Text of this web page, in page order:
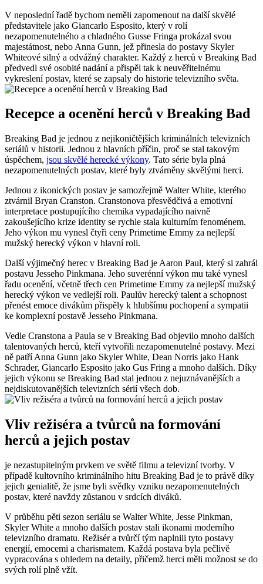
V neposlední‌ řadě bychom neměli zapomenout na další skvělé
představitele jako Giancarlo‌ Esposito, který v‍ rolí
nezapomenutelného a chladného Gusse Fringa prokázal⁣ svou
majestátnost, ‍nebo Anna Gunn, jež přinesla do postavy Skyler​
Whiteové silný a odvážný charakter. Každý z herců v Breaking Bad‍
předvedl své osobité nadání a přispěl tak k neuvěřitelnému
vykreslení postav, které se zapsaly do ‌historie‌ televizního ​světa.
Recepce a ocenění ​herců v Breaking Bad
Breaking Bad je jednou z⁣ nejikoničtějších kriminálních ‍televizních
seriálů v historii. Jednou⁢ z hlavních příčin, proč ‌se stal takovým
úspěchem,​ jsou skvělé ‌herecké výkony. Tato série byla ⁢plná
nezapomenutelných postav, které byly ztvárněny‍ skvělými herci.
Jednou z ikonických postav⁢ je samozřejmě Walter White, kterého
ztvárnil Bryan Cranston. Cranstonova přesvědčivá ‍a emotivní
interpretace postupujícího chemika ⁢vypadajícího naivně
zakoušejícího krize identity se rychle⁢ stala kulturním fenoménem. ​
Jeho výkon mu vynesl čtyři ceny Primetime Emmy ⁤za‍ nejlepší
mužský herecký výkon v hlavní roli.
Další ⁢výjimečný herec v Breaking Bad je Aaron Paul, který si zahrál⁤
postavu Jesseho Pinkmana. Jeho suverénní výkon mu také vynesl
řadu‍ ocenění, včetně třech cen Primetime Emmy za nejlepší mužský
herecký⁣ výkon ve⁢ vedlejší roli.⁤ Paulův herecký talent a schopnost
přenést emoce divákům přispěly k ⁢hlubšímu pochopení ‌a sympatii⁣
ke komplexní postavě Jesseho‍ Pinkmana.
Vedle Cranstona a ⁢Paula se v Breaking Bad objevilo mnoho dalších
talentovaných herců, ‍kteří vytvořili nezapomenutelné postavy. Mezi ​
ně patří Anna Gunn jako Skyler White, Dean Norris jako Hank
Schrader, Giancarlo Esposito⁤ jako Gus Fring ​a mnoho​ dalších. Díky
​jejich výkonu se Breaking Bad stal jednou z nejuznávanějších a
nejdiskutovanějších ‌televizních sérií všech ​dob.
Vliv⁢ režiséra a tvůrců na formování‌
herců a jejich‍ postav
je nezastupitelným prvkem ve světě filmu a televizní tvorby. ​V
⁣případě kultovního kriminálního hitu Breaking Bad je to právě ‍díky
⁣jejich ‌genialitě, že jsme byli svědky vzniku nezapomenutelných
postav, které ‌navždy zůstanou v srdcích diváků.
V průběhu pěti sezon seriálu se Walter White, Jesse Pinkman,⁢
Skyler White⁢ a mnoho dalších postav ‌stali ikonami moderního
televizního dramatu. Režisér ⁢a tvůrčí tým naplnili ‍tyto postavy
energií,⁤ emocemi a charismatem. Každá postava byla pečlivě
vypracována s ohledem na detaily, přičemž herci měli možnost ⁤se do
svých rolí⁢ plně vžít.